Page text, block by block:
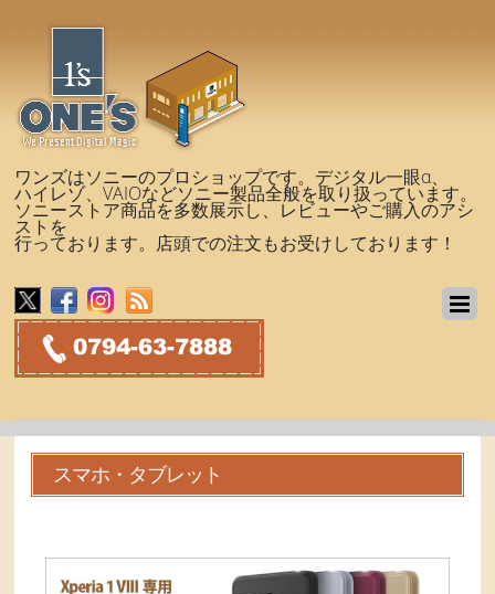
ワンズはソニーのプロショップです。デジタル一眼α、
ハイレゾ、VAIOなどソニー製品全般を取り扱っています。
ソニーストア商品を多数展示し、レビューやご購入のアシ
ストを
行っております。店頭での注文もお受けしております！
スマホ・タブレット